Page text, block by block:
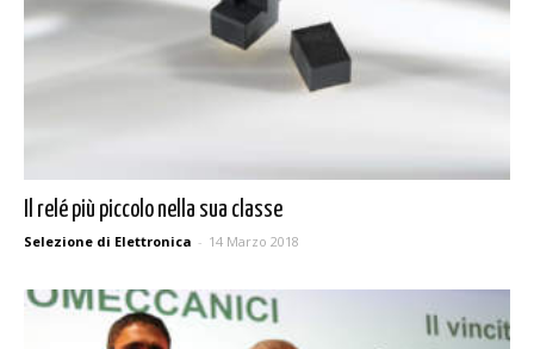
Il relé più piccolo nella sua classe
Selezione di Elettronica - 14 Marzo 2018